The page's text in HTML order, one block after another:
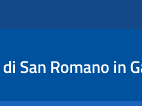
San Romano in